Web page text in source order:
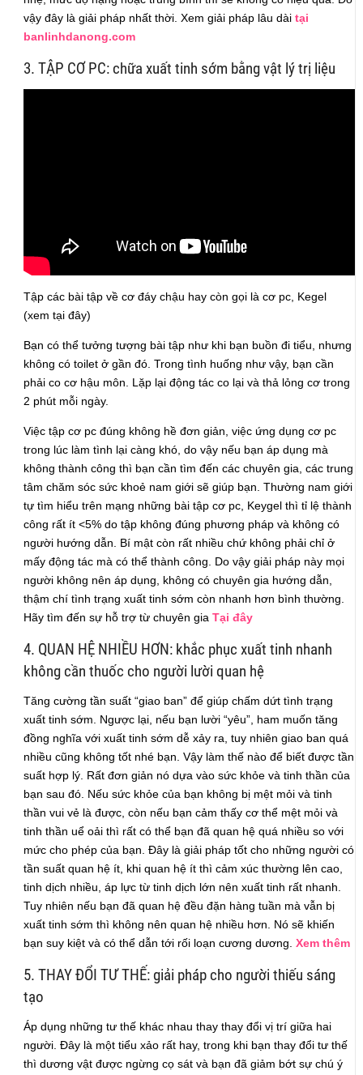
vậy đây là giải pháp nhất thời. Xem giải pháp lâu dàitại
banlinhdanong.com
3. TẬP CƠ PC: chữa xuất tinh sớm bằng vật lý trị liệu
Tập các bài tập về cơ đáy chậu hay còn gọi là cơ pc, Kegel
(xem tại đây)
Bạn có thể tưởng tượng bài tập như khi bạn buồn đi tiểu, nhưng
không có toilet ở gần đó. Trong tình huống như vậy, bạn cần
phải co cơ hậu môn. Lặp lại động tác co lại và thả lỏng cơ trong
2 phút mỗi ngày.
Việc tập cơ pc đúng không hề đơn giản, việc ứng dụng cơ pc
trong lúc làm tình lại càng khó, do vậy nếu bạn áp dụng mà
không thành công thì bạn cần tìm đến các chuyên gia, các trung
tâm chăm sóc sức khoẻ nam giới sẽ giúp bạn. Thường nam giới
tự tìm hiểu trên mạng những bài tập cơ pc, Keygel thì tỉ lệ thành
công rất ít <5% do tập không đúng phương pháp và không có
người hướng dẫn. Bí mật còn rất nhiều chứ không phải chỉ ở
mấy động tác mà có thể thành công. Do vậy giải pháp này mọi
người không nên áp dụng, không có chuyên gia hướng dẫn,
thậm chí tình trạng xuất tinh sớm còn nhanh hơn bình thường.
Hãy tìm đến sự hỗ trợ từ chuyên giaTại đây
4. QUAN HỆ NHIỀU HƠN: khắc phục xuất tinh nhanh
không cần thuốc cho người lười quan hệ
Tăng cường tần suất “giao ban” để giúp chấm dứt tình trạng
xuất tinh sớm. Ngược lại, nếu bạn lười “yêu”, ham muốn tăng
đồng nghĩa với xuất tinh sớm dễ xảy ra, tuy nhiên giao ban quá
nhiều cũng không tốt nhé bạn. Vậy làm thế nào để biết được tần
suất hợp lý. Rất đơn giản nó dựa vào sức khỏe và tinh thần của
bạn sau đó. Nếu sức khỏe của bạn không bị mệt mỏi và tinh
thần vui vẻ là được, còn nếu bạn cảm thấy cơ thể mệt mỏi và
tinh thần uể oải thì rất có thể bạn đã quan hệ quá nhiều so với
mức cho phép của bạn. Đây là giải pháp tốt cho những người có
tần suất quan hệ ít, khi quan hệ ít thì cảm xúc thường lên cao,
tinh dịch nhiều, áp lực từ tinh dịch lớn nên xuất tinh rất nhanh.
Tuy nhiên nếu bạn đã quan hệ đều đặn hàng tuần mà vẫn bị
xuất tinh sớm thì không nên quan hệ nhiều hơn. Nó sẽ khiến
bạn suy kiệt và có thể dẫn tới rối loạn cương dương.Xem thêm
5. THAY ĐỔI TƯ THẾ: giải pháp cho người thiếu sáng
tạo
Áp dụng những tư thế khác nhau thay thay đổi vị trí giữa hai
người. Đây là một tiểu xảo rất hay, trong khi bạn thay đổi tư thế
thì dương vật được ngừng cọ sát và bạn đã giảm bớt sự chú ý